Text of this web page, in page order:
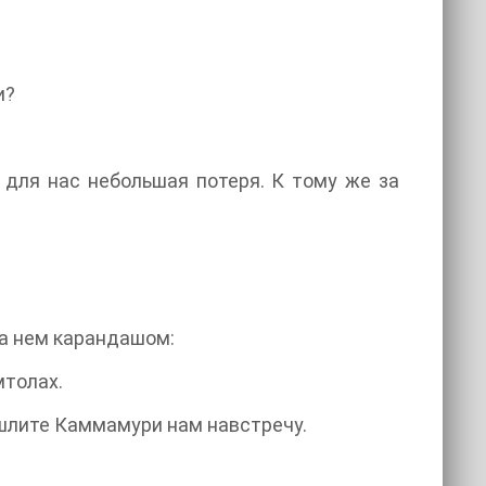
нас небольшая потеря. К тому же за
нем карандашом:
Каммамури нам навстречу.